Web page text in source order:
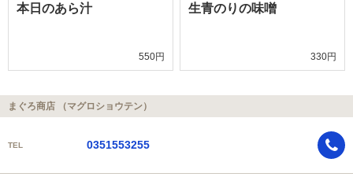
本日のあら汁
550円
生青のりの味噌
330円
まぐろ商店 （マグロショウテン）
TEL 0351553255